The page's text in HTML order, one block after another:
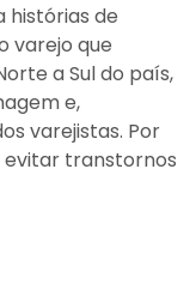
histórias de
varejo que
a Sul do país,
e,
varejistas. Por
evitar transtornos